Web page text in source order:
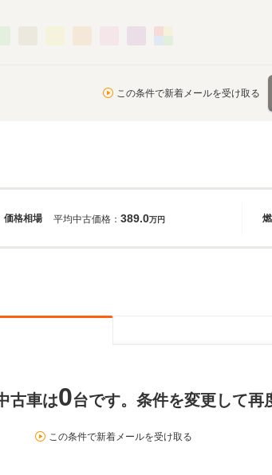
この条件で新着メールを受け取る
価格相場 平均中古価格： 389.0万円
古車は0台です。条件を変更して再
この条件で新着メールを受け取る